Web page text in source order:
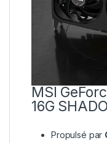
MSI
16G
Propulsé par